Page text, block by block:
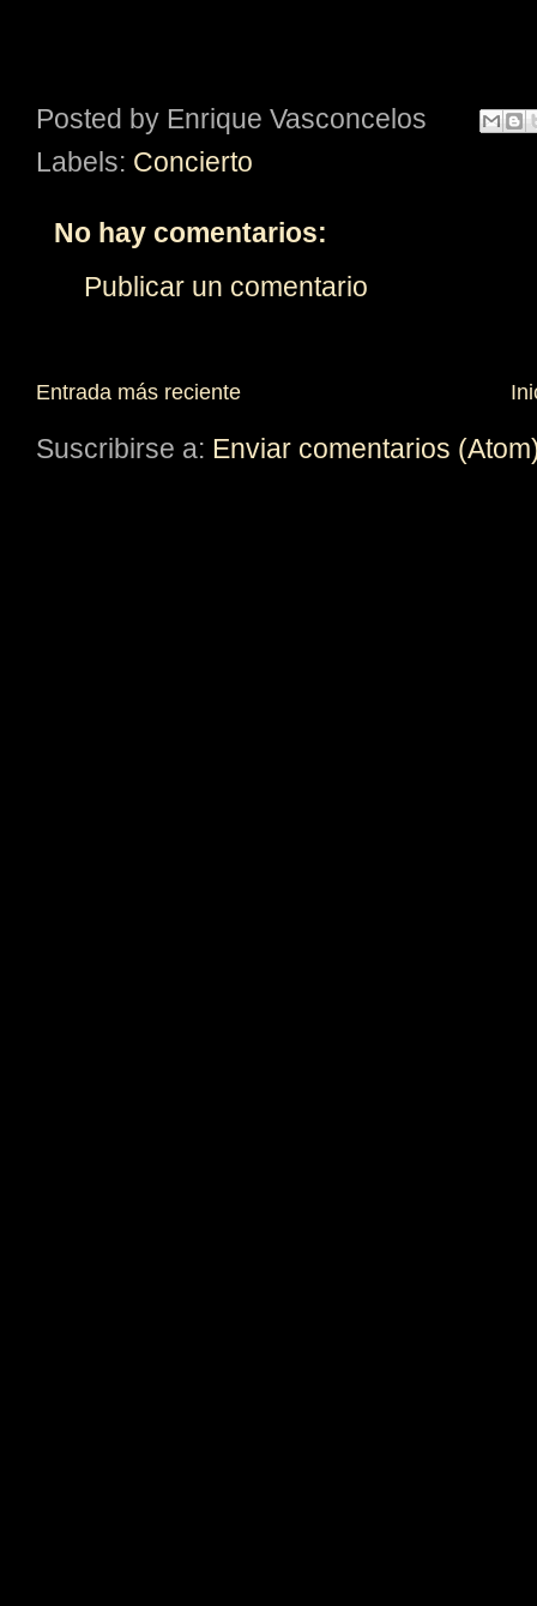
Posted by Enrique Vasconcelos
Labels: Concierto
No hay comentarios:
Publicar un comentario
Entrada más reciente
Suscribirse a: Enviar comentarios